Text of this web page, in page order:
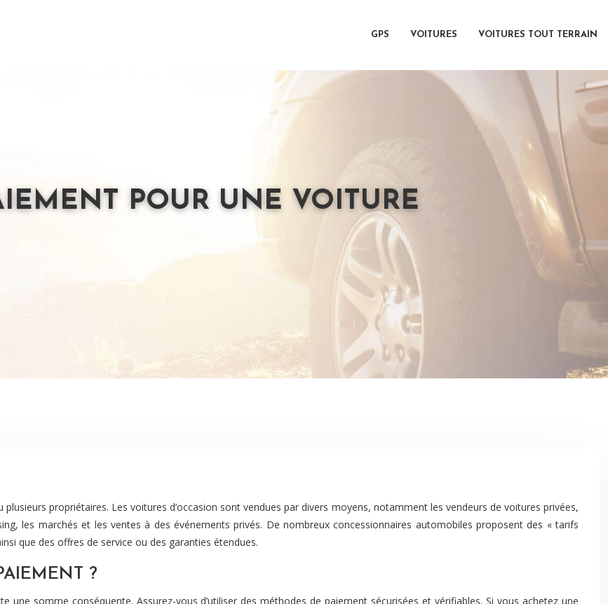
GPS VOITURES VOITURES TOUT TERRAIN
POUR UNE VOITURE
les marchés et les ventes à des événements privés. De nombreux concessionnaires automobiles proposent des « tarifs
que des offres de service ou des garanties étendues.
?
une somme conséquente. Assurez-vous d’utiliser des méthodes de paiement sécurisées et vérifiables. Si vous achetez une